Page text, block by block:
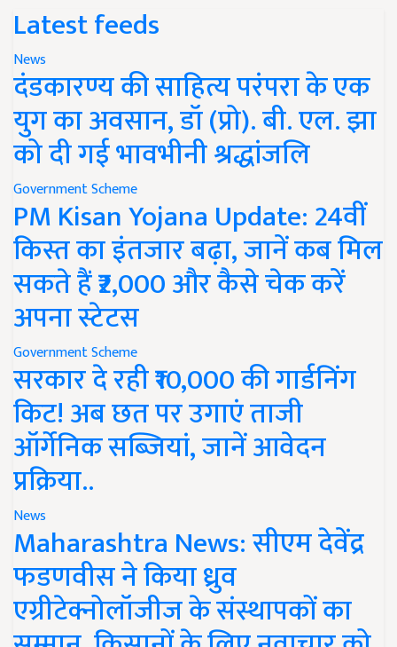
Latest feeds
News
दंडकारण्य की साहित्य परंपरा के एक
युग का अवसान, डॉ (प्रो). बी. एल. झा
को दी गई भावभीनी श्रद्धांजलि
Government Scheme
PM Kisan Yojana Update: 24वीं
किस्त का इंतजार बढ़ा, जानें कब मिल
सकते हैं ₹2,000 और कैसे चेक करें
अपना स्टेटस
Government Scheme
सरकार दे रही ₹10,000 की गार्डनिंग
किट! अब छत पर उगाएं ताजी
ऑर्गेनिक सब्जियां, जानें आवेदन
प्रक्रिया..
News
Maharashtra News: सीएम देवेंद्र
फडणवीस ने किया ध्रुव
एग्रीटेक्नोलॉजीज के संस्थापकों का